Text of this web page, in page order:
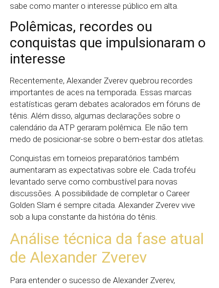
sabe como manter o interesse público em alta.
Polêmicas, recordes ou
conquistas que impulsionaram o
interesse
Recentemente, Alexander Zverev quebrou recordes
importantes de aces na temporada. Essas marcas
estatísticas geram debates acalorados em fóruns de
tênis. Além disso, algumas declarações sobre o
calendário da ATP geraram polêmica. Ele não tem
medo de posicionar-se sobre o bem-estar dos atletas.
Conquistas em torneios preparatórios também
aumentaram as expectativas sobre ele. Cada troféu
levantado serve como combustível para novas
discussões. A possibilidade de completar o Career
Golden Slam é sempre citada. Alexander Zverev vive
sob a lupa constante da história do tênis.
Análise técnica da fase atual
de Alexander Zverev
Para entender o sucesso de Alexander Zverev,